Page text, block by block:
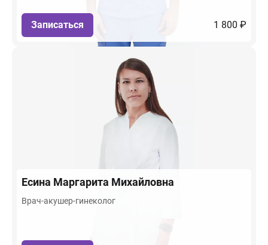
Записаться 1 800 ₽
Есина Маргарита Михайловна
Врач-акушер-гинеколог